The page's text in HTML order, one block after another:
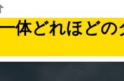
体どれほど